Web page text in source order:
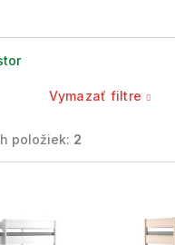
Vymazať filtre
položiek: 2